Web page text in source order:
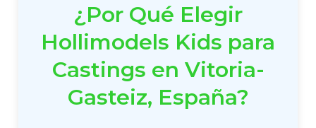
¿Por Qué Elegir
Hollimodels Kids para
Castings en Vitoria-
Gasteiz, España?